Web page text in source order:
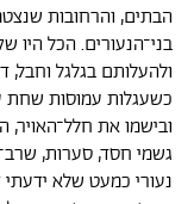
הבתים, והרחובות
בני־הנעורים. הכל היו
ולהעלותם בגלגל
כשעגלות עמוסות שחת
ובישמו את חלל־האויר,
גשמי חסד, סערות,
נעורי כמעט שלא